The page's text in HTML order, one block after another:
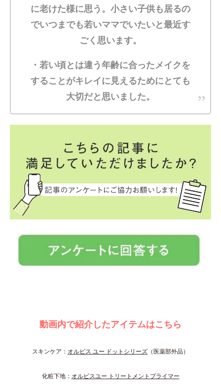
に老けた様に思う。小さい子供も居るの
でいつまでも若いママでいたいと最近す
ごく思います。
・若い頃とは違う年齢に合ったメイクを
することがキレイに見えるためにとても
大切だと思いました。
動画内で紹介したアイテムはこちら
スキンケア： オルビス ユー ドットシリーズ （医薬部外品）
化粧下地： オルビスユー トリートメントプライマー